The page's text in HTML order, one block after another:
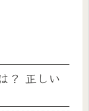
？ 正しい